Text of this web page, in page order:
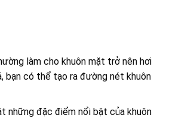
làm cho khuôn mặt trở nên hơi
bạn có thể tạo ra đường nét khuôn
những đặc điểm nổi bật của khuôn